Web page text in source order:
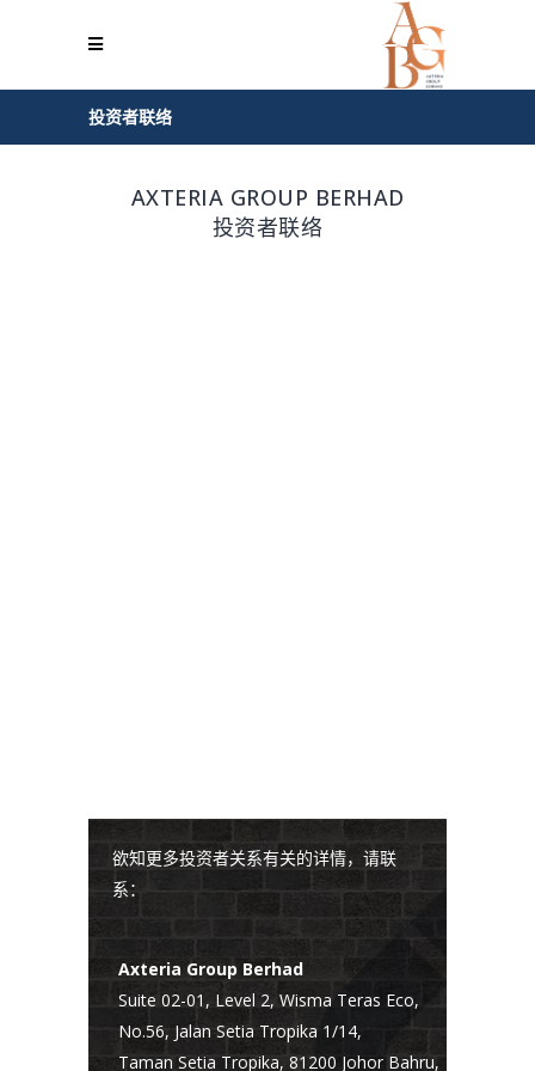
投资者联络
AXTERIA GROUP BERHAD
投资者联络
欲知更多投资者关系有关的详情，请联
系：
Axteria Group Berhad
Suite 02-01, Level 2, Wisma Teras Eco,
No.56, Jalan Setia Tropika 1/14,
Taman Setia Tropika, 81200 Johor Bahru,